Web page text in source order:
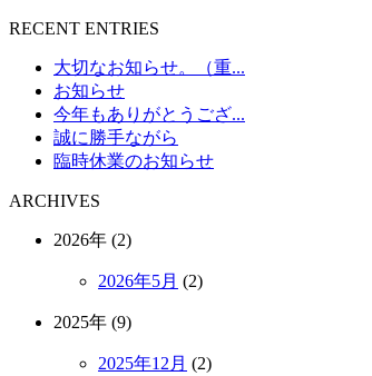
RECENT ENTRIES
大切なお知らせ。（重...
お知らせ
今年もありがとうござ...
誠に勝手ながら
臨時休業のお知らせ
ARCHIVES
2026年 (2)
2026年5月 (2)
2025年 (9)
2025年12月 (2)